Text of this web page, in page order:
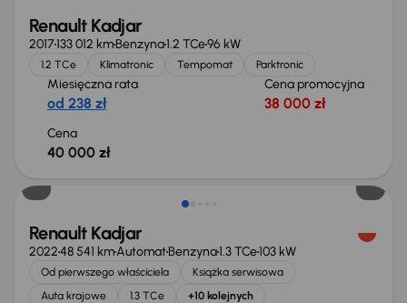
Renault Kadjar
2017133 012 kmBenzyna1.2 TCe96 kW
1.2 TCe Klimatronic Tempomat Parktronic
Miesięczna rata
od 238 zł
Cena promocyjna
38 000 zł
Cena
40 000 zł
Renault Kadjar
202248 541 kmAutomatBenzyna1.3 TCe103 kW
Od pierwszego właściciela
Książka serwisowa
Auta krajowe
1.3 TCe +10 kolejnych